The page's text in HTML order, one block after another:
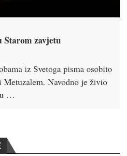
Starom zavjetu
iz Svetoga pisma osobito
Metuzalem. Navodno je živio
…